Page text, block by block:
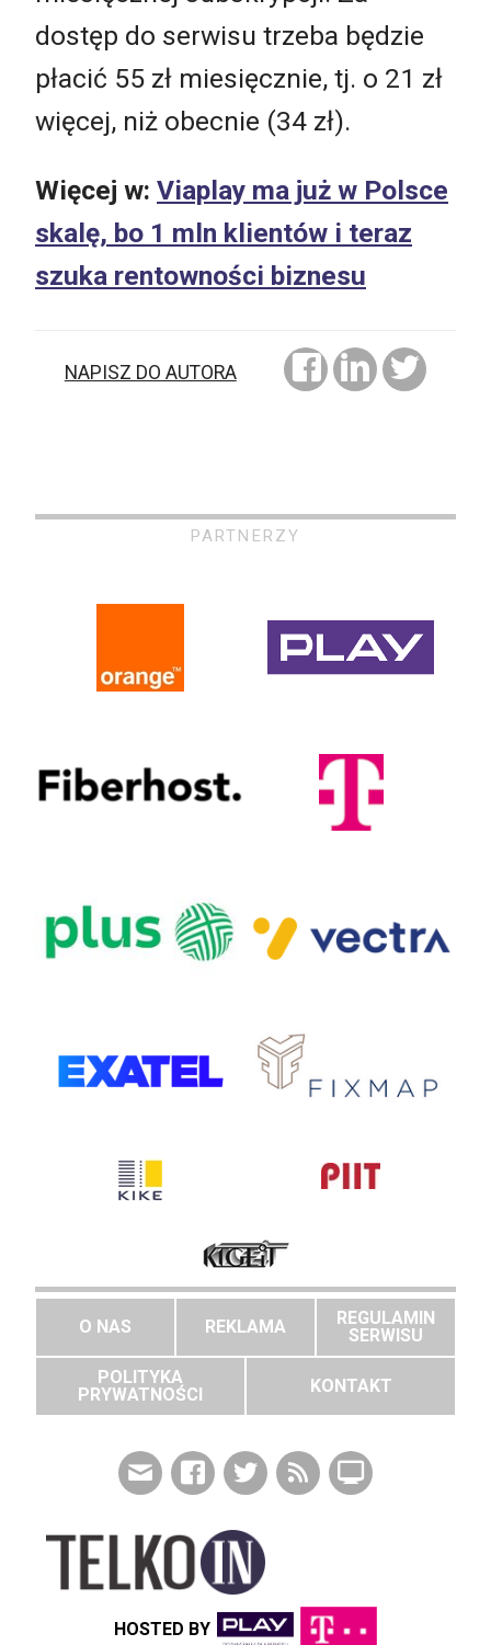
dostęp do serwisu trzeba będzie
płacić 55 zł miesięcznie, tj. o 21 zł
więcej, niż obecnie (34 zł).
Więcej w: Viaplay ma już w Polsce
skalę, bo 1 mln klientów i teraz
szuka rentowności biznesu
NAPISZ DO AUTORA
PARTNERZY
O NAS REKLAMA
REGULAMIN
SERWISU
POLITYKA
PRYWATNOŚCI
KONTAKT
HOSTED BY